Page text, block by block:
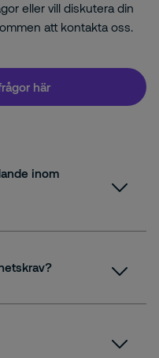
eller vill diskutera din
att kontakta oss.
här
inom